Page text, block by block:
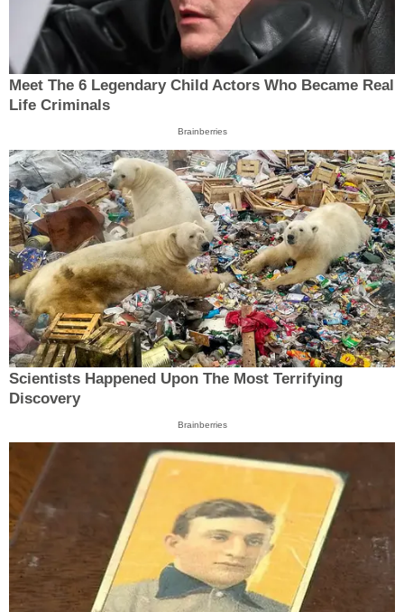
Meet The 6 Legendary Child Actors Who Became Real
Life Criminals
Brainberries
Scientists Happened Upon The Most Terrifying
Discovery
Brainberries